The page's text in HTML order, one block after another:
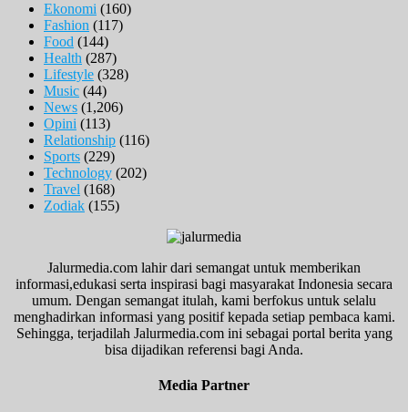
Ekonomi (160)
Fashion (117)
Food (144)
Health (287)
Lifestyle (328)
Music (44)
News (1,206)
Opini (113)
Relationship (116)
Sports (229)
Technology (202)
Travel (168)
Zodiak (155)
Jalurmedia.com lahir dari semangat untuk memberikan
informasi,edukasi serta inspirasi bagi masyarakat Indonesia secara
umum. Dengan semangat itulah, kami berfokus untuk selalu
menghadirkan informasi yang positif kepada setiap pembaca kami.
Sehingga, terjadilah Jalurmedia.com ini sebagai portal berita yang
bisa dijadikan referensi bagi Anda.
Media Partner